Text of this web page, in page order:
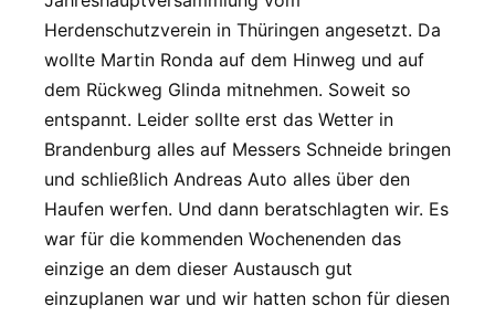
Herdenschutzverein in Thüringen angesetzt. Da
wollte Martin Ronda auf dem Hinweg und auf
dem Rückweg Glinda mitnehmen. Soweit so
entspannt. Leider sollte erst das Wetter in
Brandenburg alles auf Messers Schneide bringen
und schließlich Andreas Auto alles über den
Haufen werfen. Und dann beratschlagten wir. Es
war für die kommenden Wochenenden das
einzige an dem dieser Austausch gut
einzuplanen war und wir hatten schon für diesen